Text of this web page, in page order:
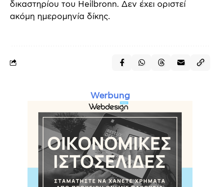
δικαστηρίου του Heilbronn. Δεν έχει οριστεί
ακόμη ημερομηνία δίκης.
Werbung